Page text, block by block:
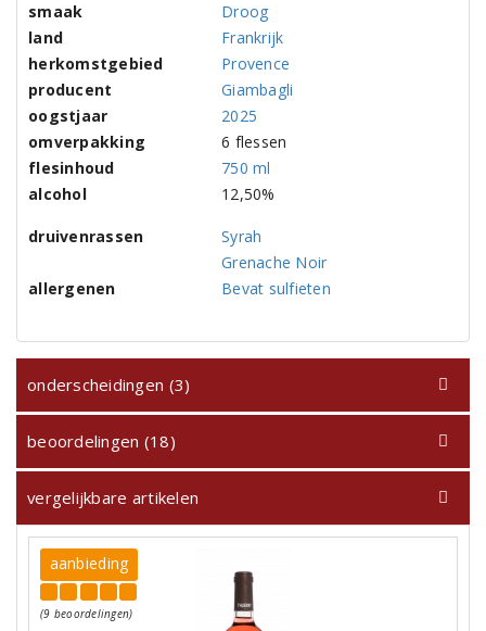
smaak
Droog
land
Frankrijk
herkomstgebied
Provence
producent
Giambagli
oogstjaar
2025
omverpakking
6 flessen
flesinhoud
750 ml
alcohol
12,50%
druivenrassen
Syrah
Grenache Noir
allergenen
Bevat sulfieten
onderscheidingen (3)
beoordelingen (18)
vergelijkbare artikelen
aanbieding
(9 beoordelingen)